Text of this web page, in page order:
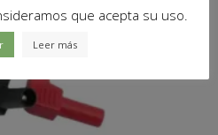
que acepta su uso.
Leer más